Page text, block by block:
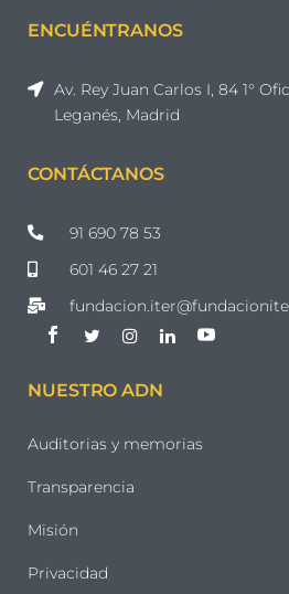
ENCUÉNTRANOS
Av. Rey Juan Carlos I, 84 1°
Leganés, Madrid
CONTÁCTANOS
91 690 78 53
601 46 27 21
NUESTRO ADN
Auditorias y memorias
Transparencia
Misión
Privacidad